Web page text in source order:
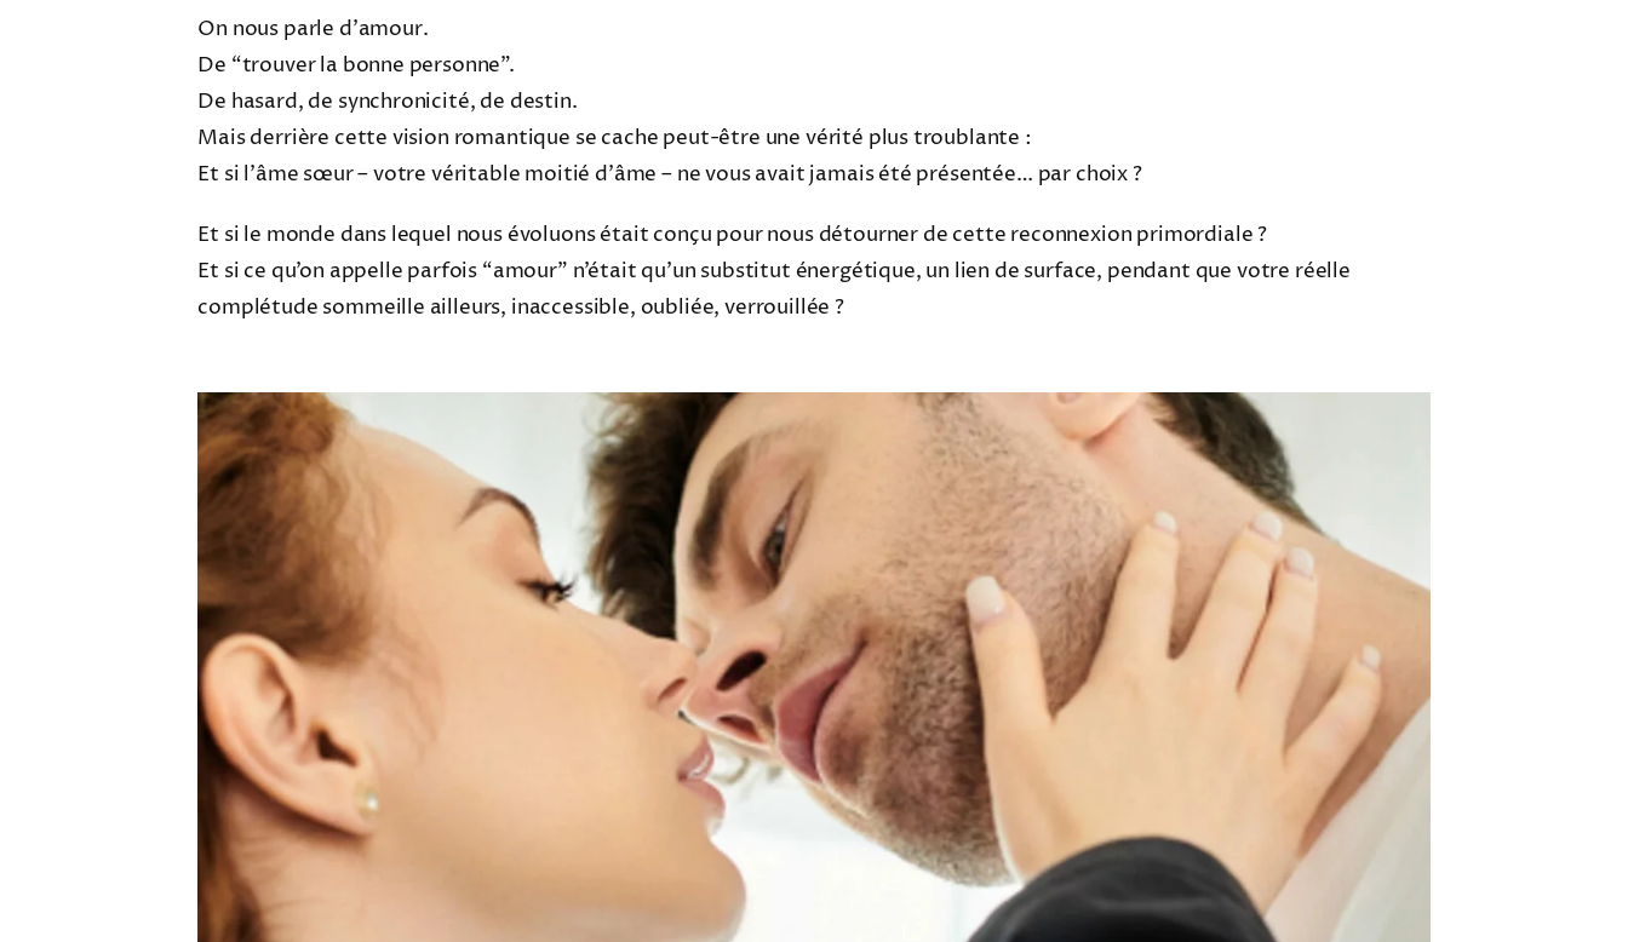
On nous parle d’amour.
De “trouver la bonne personne”.
De hasard, de synchronicité, de destin.
Mais derrière cette vision romantique se cache peut-être une vérité plus troublante :
Et si l’âme sœur – votre véritable moitié d’âme – ne vous avait jamais été présentée… par choix ?
Et si le monde dans lequel nous évoluons était conçu pour nous détourner de cette reconnexion primordiale ?
Et si ce qu’on appelle parfois “amour” n’était qu’un substitut énergétique, un lien de surface, pendant que votre réelle
complétude sommeille ailleurs, inaccessible, oubliée, verrouillée ?